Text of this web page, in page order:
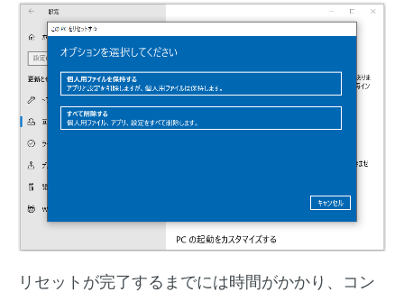
リセットが完了するまでには時間がかかり、コン